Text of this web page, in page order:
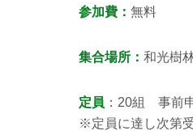
参加費： 無料
集合場所： 和光樹
定員 ：20組 事前
※定員に達し次第